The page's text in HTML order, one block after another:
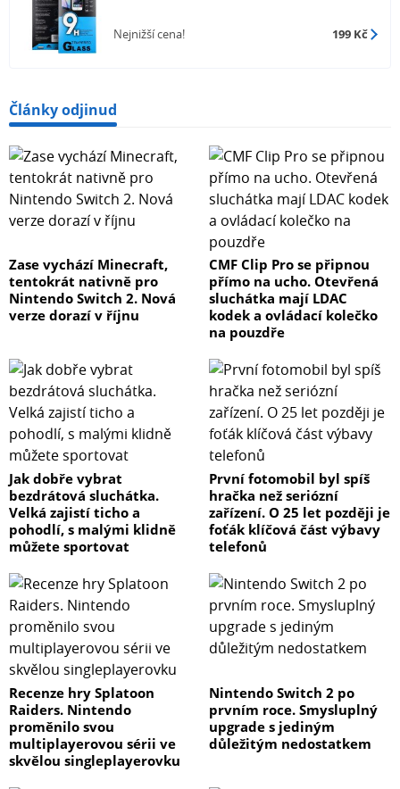
Nejnižší cena! 199 Kč
Články odjinud
Zase vychází Minecraft,
tentokrát nativně pro
Nintendo Switch 2. Nová
verze dorazí v říjnu
CMF Clip Pro se připnou
přímo na ucho. Otevřená
sluchátka mají LDAC
kodek a ovládací kolečko
na pouzdře
Jak dobře vybrat
bezdrátová sluchátka.
Velká zajistí ticho a
pohodlí, s malými klidně
můžete sportovat
První fotomobil byl spíš
hračka než seriózní
zařízení. O 25 let později je
foťák klíčová část výbavy
telefonů
Recenze hry Splatoon
Raiders. Nintendo
proměnilo svou
multiplayerovou sérii ve
skvělou singleplayerovku
Nintendo Switch 2 po
prvním roce. Smysluplný
upgrade s jediným
důležitým nedostatkem